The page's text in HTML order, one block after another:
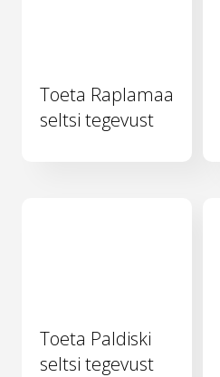
Toeta Raplamaa
seltsi tegevust
Toeta Paldiski
seltsi tegevust